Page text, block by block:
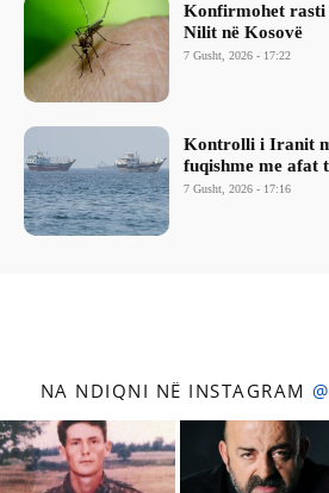
Konfirmohet rasti
Nilit në Kosovë
7 Gusht, 2026 - 17:22
Kontrolli i Iranit
fuqishme me afat
7 Gusht, 2026 - 17:16
NA NDIQNI NË INSTAGRAM